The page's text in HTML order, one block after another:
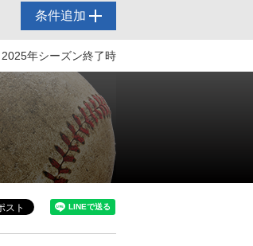
条件追加
2025年シーズン終了時